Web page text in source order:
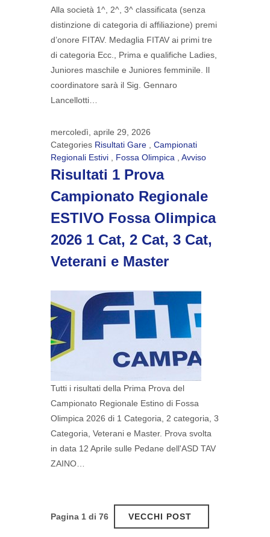
Alla società 1^, 2^, 3^ classificata (senza
distinzione di categoria di affiliazione) premi
d’onore FITAV. Medaglia FITAV ai primi tre
di categoria Ecc., Prima e qualifiche Ladies,
Juniores maschile e Juniores femminile. Il
coordinatore sarà il Sig. Gennaro
Lancellotti…
mercoledì, aprile 29, 2026
Categories Risultati Gare
Campionati
Regionali Estivi
Fossa Olimpica Avviso
Risultati 1 Prova
Campionato Regionale
ESTIVO Fossa Olimpica
2026 1 Cat, 2 Cat, 3 Cat,
Veterani e Master
Tutti i risultati della Prima Prova del
Campionato Regionale Estino di Fossa
Olimpica 2026 di 1 Categoria, 2 categoria, 3
Categoria, Veterani e Master. Prova svolta
in data 12 Aprile sulle Pedane dell'ASD TAV
ZAINO…
Pagina 1 di 76 VECCHI POST